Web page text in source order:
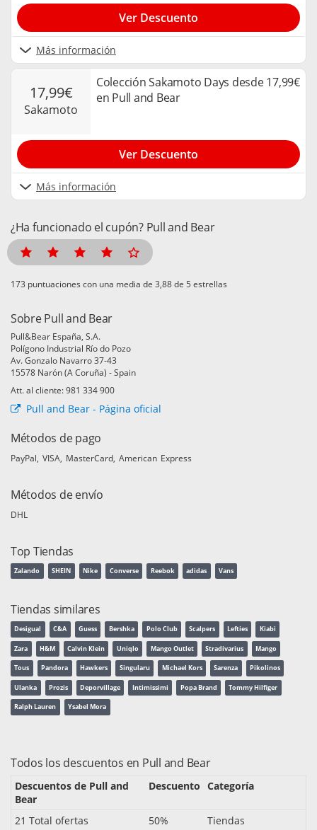
Más información
Ver Descuento
17,99€
sakamoto
Colección Sakamoto Days desde 17,99€
en Pull and Bear
Más información
Ver Descuento
¿Ha funcionado el cupón? Pull and Bear
puntuaciones con una media de de 5 estrellas
Sobre Pull and Bear
Pull&Bear España, S.A.
Polígono Industrial Río do Pozo
Av. Gonzalo Navarro 37-43
15578 Narón (A Coruña) - Spain
Att. al cliente: 981 334 900
Pull and Bear - Página oficial
Métodos de pago
PayPal VISA MasterCard American Express
Métodos de envío
DHL
Top Tiendas
Zalando SHEIN Nike Converse Reebok adidas Vans
Tiendas similares
Desigual C&A Guess Bershka Polo Club Scalpers Lefties Kiabi
Zara H&M Calvin Klein Uniqlo Mango Outlet Stradivarius Mango
Tous Pandora Hawkers Singularu Michael Kors Sarenza Pikolinos
Ulanka Prozis Deporvillage Intimissimi Popa Brand Tommy Hilfiger
Ralph Lauren Ysabel Mora
Todos los descuentos en Pull and Bear
Descuentos de Pull and
Bear
Descuento Categoría
21 Total ofertas 50%
Tiendas